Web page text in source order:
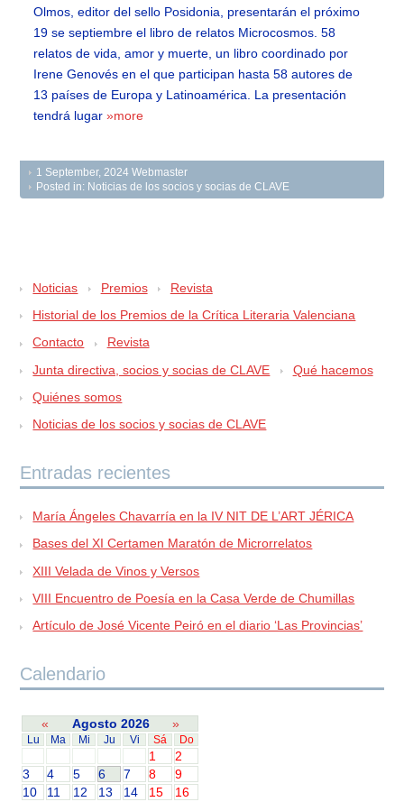
Olmos, editor del sello Posidonia, presentarán el próximo
19 se septiembre el libro de relatos Microcosmos. 58
relatos de vida, amor y muerte, un libro coordinado por
Irene Genovés en el que participan hasta 58 autores de
13 países de Europa y Latinoamérica. La presentación
tendrá lugar»more
1 September, 2024 Webmaster
Posted in: Noticias de los socios y socias de CLAVE
Noticias Premios
Revista
Historial de los Premios de la Crítica Literaria Valenciana
Contacto
Revista
Junta directiva, socios y socias de CLAVE
Qué hacemos
Quiénes somos
Noticias de los socios y socias de CLAVE
Entradas recientes
María Ángeles Chavarría en la IV NIT DE L’ART JÉRICA
Bases del XI Certamen Maratón de Microrrelatos
XIII Velada de Vinos y Versos
VIII Encuentro de Poesía en la Casa Verde de Chumillas
Artículo de José Vicente Peiró en el diario ‘Las Provincias’
Calendario
« Agosto 2026 »
Lu Ma Mi Ju Vi Sá Do
1
2
3
4 5 6 7 8
9
10
11 12 13 14 15
16